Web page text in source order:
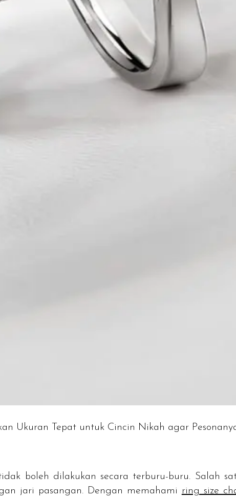
Ukuran Tepat untuk Cincin Nikah agar
boleh dilakukan secara terburu-buru. Salah
jari pasangan. Dengan memahami
ring size